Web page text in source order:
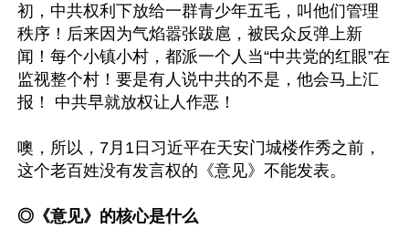
初，中共权利下放给一群青少年五毛，叫他们管理
秩序！后来因为气焰嚣张跋扈，被民众反弹上新
闻！每个小镇小村，都派一个人当“中共党的红眼”在
监视整个村！要是有人说中共的不是，他会马上汇
报！ 中共早就放权让人作恶！
噢，所以，7月1日习近平在天安门城楼作秀之前，
这个老百姓没有发言权的《意见》不能发表。
◎《意见》的核心是什么